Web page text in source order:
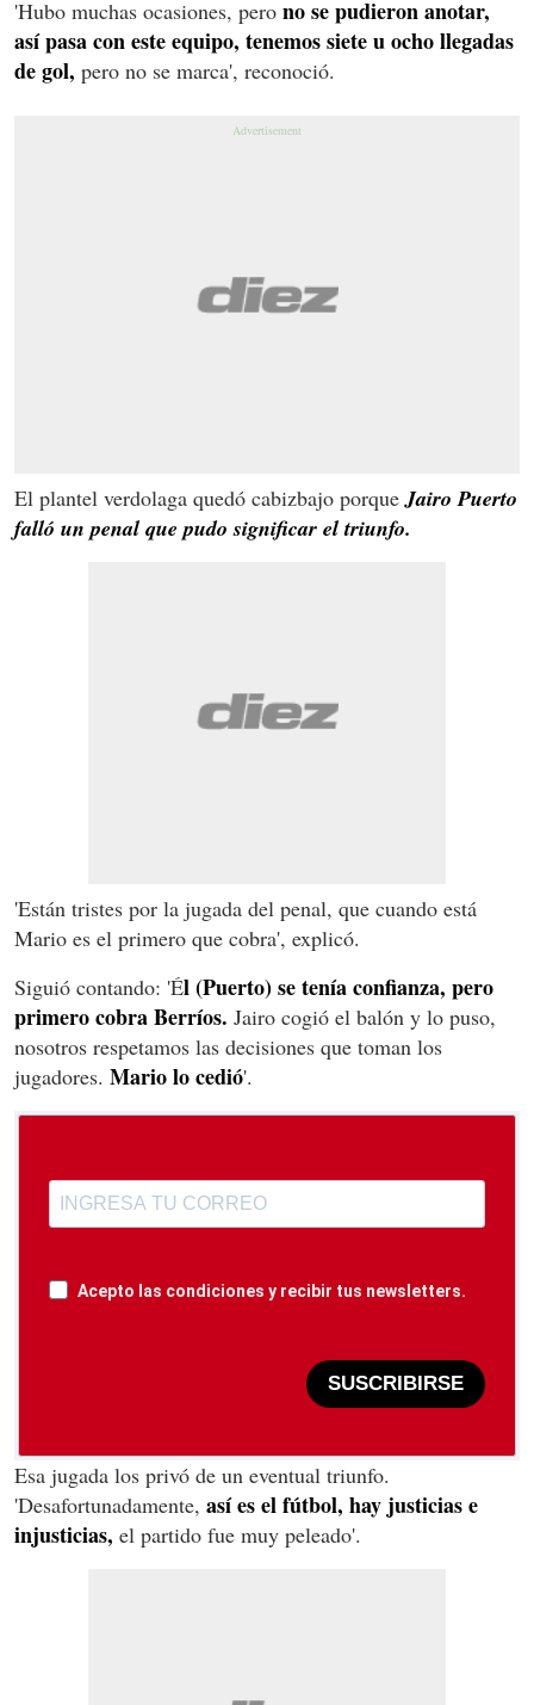
'Hubo muchas ocasiones, pero no se pudieron anotar,
así pasa con este equipo, tenemos siete u ocho llegadas
de gol, pero no se marca', reconoció.
El plantel verdolaga quedó cabizbajo porque Jairo Puerto
falló un penal que pudo significar el triunfo.
'Están tristes por la jugada del penal, que cuando está
Mario es el primero que cobra', explicó.
Siguió contando: 'Él (Puerto) se tenía confianza, pero
primero cobra Berríos. Jairo cogió el balón y lo puso,
nosotros respetamos las decisiones que toman los
jugadores. Mario lo cedió'.
Acepto las condiciones y recibir tus newsletters.
SUSCRIBIRSE
Esa jugada los privó de un eventual triunfo.
'Desafortunadamente, así es el fútbol, hay justicias e
injusticias, el partido fue muy peleado'.